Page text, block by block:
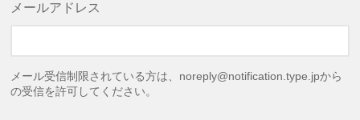
メールアドレス
メール受信制限されている方は、noreply@notification.type.jpから
の受信を許可してください。